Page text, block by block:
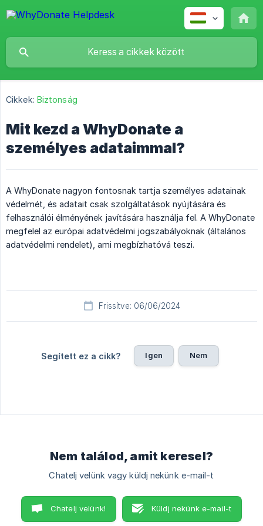
Cikkek: Biztonság
Mit kezd a WhyDonate a
személyes adataimmal?
A WhyDonate nagyon fontosnak tartja személyes adatainak
védelmét, és adatait csak szolgáltatások nyújtására és
felhasználói élményének javítására használja fel. A WhyDonate
megfelel az európai adatvédelmi jogszabályoknak (általános
adatvédelmi rendelet), ami megbízhatóvá teszi.
Frissítve: 06/06/2024
Segített ez a cikk? Igen Nem
Nem találod, amit keresel?
Chatelj velünk vagy küldj nekünk e-mail-t
Chatelj velünk! Küldj nekünk e-mail-t